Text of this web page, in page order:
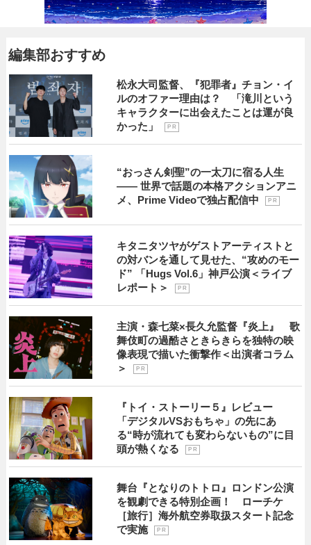
編集部おすすめ
松永大司監督、『犯罪者』チョン・イ
ルのオファー理由は？ 「滝川という
キャラクターに出会えたことは運が良
かった」
P R
“おっさん剣聖”の一太刀に宿る人生
―― 世界で話題の本格アクションアニ
メ、Prime Videoで独占配信中
P R
キタニタツヤがゲストアーティストと
の対バンを通して見せた、“攻めのモー
ド” 「Hugs Vol.6」神戸公演＜ライブ
レポート＞
P R
主演・森七菜×長久允監督『炎上』 歌
舞伎町の過酷さときらきらを独特の映
像表現で描いた衝撃作＜出演者コラム
＞
P R
『トイ・ストーリー５』レビュー
「デジタルVSおもちゃ」の先にあ
る“時が流れても変わらないもの”に目
頭が熱くなる
P R
舞台『となりのトトロ』ロンドン公演
を観劇できる特別企画！ ローチケ
［旅行］海外航空券取扱スタート記念
で実施
P R